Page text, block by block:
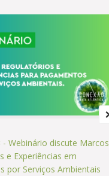
- Webinário discute Marcos
e Experiências em
por Serviços Ambientais